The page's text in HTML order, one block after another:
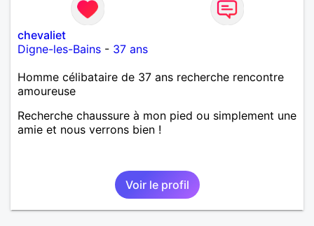
chevaliet
Digne-les-Bains - 37 ans
Homme célibataire de 37 ans recherche rencontre
amoureuse
Recherche chaussure à mon pied ou simplement une
amie et nous verrons bien !
Voir le profil